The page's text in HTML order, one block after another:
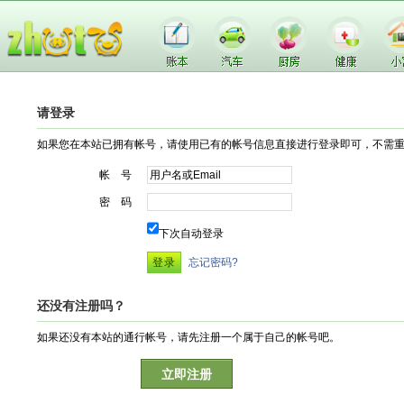
请登录
如果您在本站已拥有帐号，请使用已有的帐号信息直接进行登录即可，不需
帐 号
密 码
下次自动登录
忘记密码?
还没有注册吗？
如果还没有本站的通行帐号，请先注册一个属于自己的帐号吧。
立即注册